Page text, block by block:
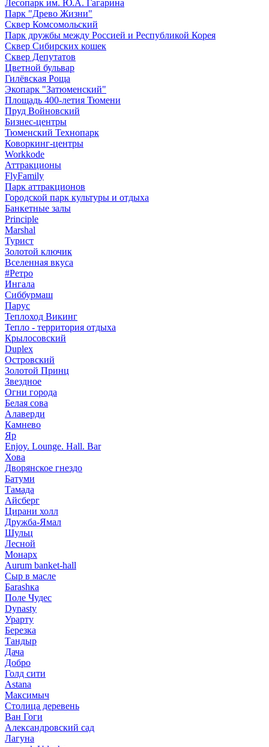
Лесопарк им. Ю.А. Гагарина
Парк "Древо Жизни"
Сквер Комсомольский
Парк дружбы между Россией и Республикой Корея
Сквер Сибирских кошек
Сквер Депутатов
Цветной бульвар
Гилёвская Роща
Экопарк "Затюменский"
Площадь 400-летия Тюмени
Пруд Войновский
Бизнес-центры
Тюменский Технопарк
Коворкинг-центры
Workkode
Аттракционы
FlyFamily
Парк аттракционов
Городской парк культуры и отдыха
Банкетные залы
Principle
Marshal
Турист
Золотой ключик
Вселенная вкуса
#Ретро
Ингала
Сиббурмаш
Парус
Теплоход Викинг
Тепло - территория отдыха
Крылосовский
Duplex
Островский
Золотой Принц
Звездное
Огни города
Белая сова
Алаверди
Камнево
Яр
Enjoy. Lounge. Hall. Bar
Хова
Дворянское гнездо
Батуми
Тамада
Айсберг
Цирани холл
Дружба-Ямал
Шульц
Лесной
Монарх
Aurum banket-hall
Сыр в масле
Баrаshка
Поле Чудес
Dynasty
Урарту
Березка
Тандыр
Дача
Добро
Голд сити
Astana
Максимыч
Столица деревень
Ван Гоги
Александровский сад
Лагуна